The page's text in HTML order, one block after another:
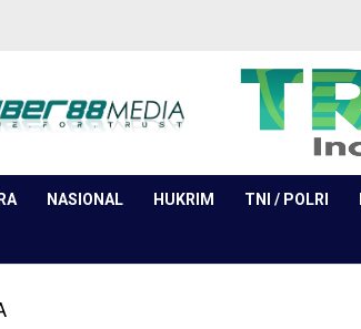
NASIONAL HUKRIM TNI / POLRI